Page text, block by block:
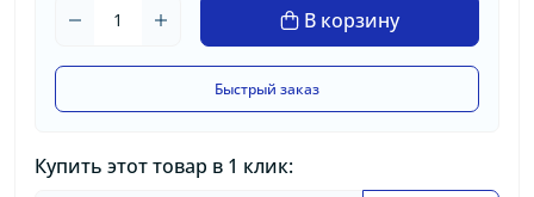
В корзину
Быстрый заказ
Купить этот товар в 1 клик: